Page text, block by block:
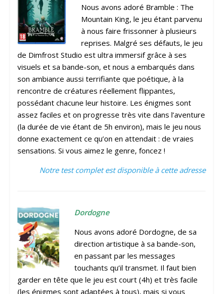
Nous avons adoré Bramble : The
Mountain King, le jeu étant parvenu
à nous faire frissonner à plusieurs
reprises. Malgré ses défauts, le jeu
de Dimfrost Studio est ultra immersif grâce à ses
visuels et sa bande-son, et nous a embarqués dans
son ambiance aussi terrifiante que poétique, à la
rencontre de créatures réellement flippantes,
possédant chacune leur histoire. Les énigmes sont
assez faciles et on progresse très vite dans l’aventure
(la durée de vie étant de 5h environ), mais le jeu nous
donne exactement ce qu’on en attendait : de vraies
sensations. Si vous aimez le genre, foncez !
Notre test complet est disponible à cette adresse
Dordogne
Nous avons adoré Dordogne, de sa
direction artistique à sa bande-son,
en passant par les messages
touchants qu’il transmet. Il faut bien
garder en tête que le jeu est court (4h) et très facile
(les énigmes sont adaptées à tous), mais si vous